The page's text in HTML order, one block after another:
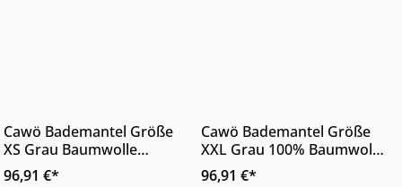
um die Anzahl zu erhöhen oder zu
den gewünschten Wert ein oder
Produkt Anzahl: Gib den
Cawö Bademantel Größe
XS Grau Baumwolle
Frottee-Struktur
96,91 €*
Produkt Anzahl:
Cawö Bademantel Größe
XXL Grau 100% Baumwolle
Kapuze Gürtel
96,91 €*